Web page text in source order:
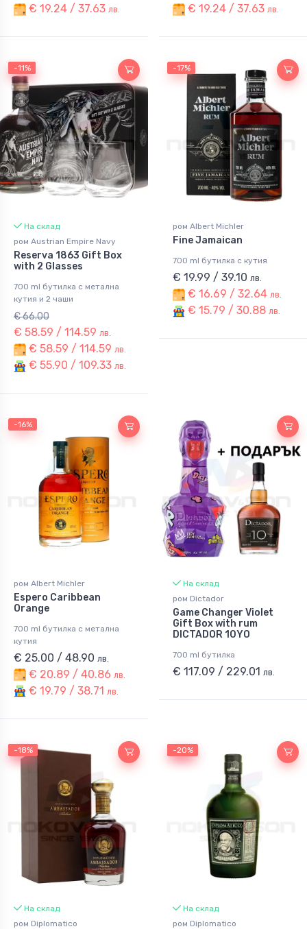
€ 19.24 / 37.63 лв. € 19.24 / 37.63 лв.
-11%
-11%
На склад
ром Austrian Empire Navy
Reserva 1863 Gift Box
with 2 Glasses
700 ml бутилка с метална
кутия и 2 чаши
€ 66.00
€ 58.59 / 114.59 лв.
€ 58.59 / 114.59 лв.
€ 55.90 / 109.33 лв.
-17%
ром Albert Michler
Fine Jamaican
700 ml бутилка с кутия
€ 19.99 / 39.10 лв.
€ 16.69 / 32.64 лв.
€ 15.79 / 30.88 лв.
-16%
ром Albert Michler
Espero Caribbean
Orange
700 ml бутилка с метална
кутия
€ 25.00 / 48.90 лв.
€ 20.89 / 40.86 лв.
€ 19.79 / 38.71 лв.
На склад
ром Dictador
Game Changer Violet
Gift Box with rum
DICTADOR 10YO
700 ml бутилка
€ 117.09 / 229.01 лв.
-18%
-18%
На склад
ром Diplomatico
-19%
-20%
На склад
ром Diplomatico